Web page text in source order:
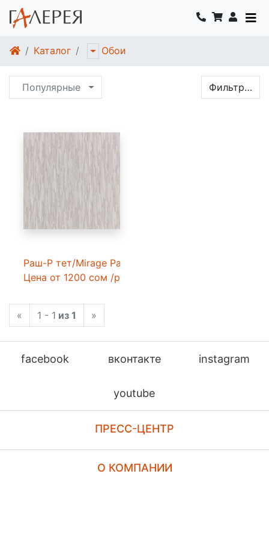
Каталог Обои
Популярные Фильтр…
Раш-Р тет/Mirage Раш-Р
Цена от 1200 сом /рул
« 1 - 1 из 1 »
facebook вконтакте instagram
youtube
ПРЕСС-ЦЕНТР
О КОМПАНИИ